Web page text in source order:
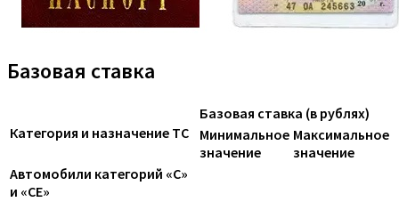
Базовая ставка
Категория и назначение ТС
Базовая ставка (в рублях)
Минимальное
значение
Максимальное
значение
Автомобили категорий «C»
и «CE»